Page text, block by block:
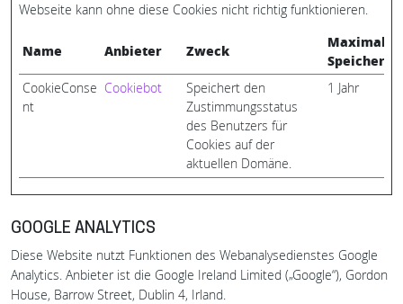
Webseite kann ohne diese Cookies nicht richtig funktionieren.
Name Anbieter Zweck
Maximale
CookieConse
nt
Cookiebot
Speichert den
Zustimmungsstatus
des Benutzers für
Cookies auf der
aktuellen Domäne.
1 Jahr
GOOGLE ANALYTICS
Diese Website nutzt Funktionen des Webanalysedienstes Google
Analytics. Anbieter ist die Google Ireland Limited („Google“), Gordon
House, Barrow Street, Dublin 4, Irland.